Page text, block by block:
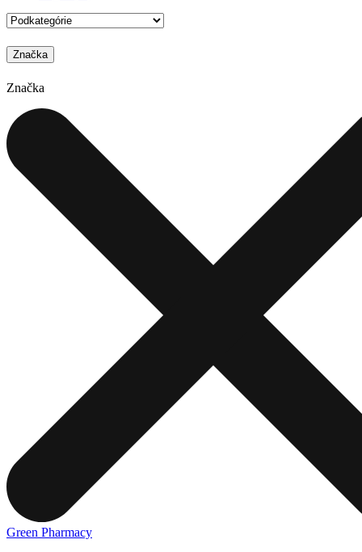
Značka
Značka
Green Pharmacy